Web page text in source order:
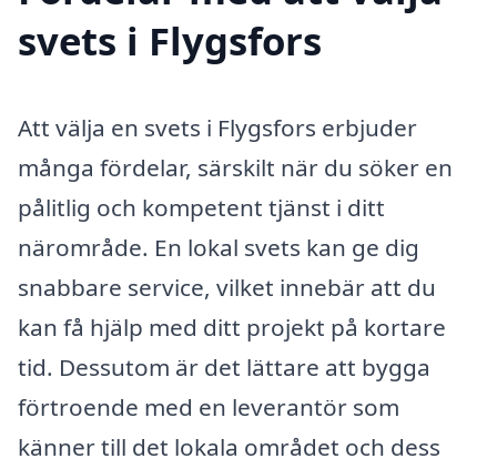
svets i Flygsfors
Att välja en svets i Flygsfors erbjuder
många fördelar, särskilt när du söker en
pålitlig och kompetent tjänst i ditt
närområde. En lokal svets kan ge dig
snabbare service, vilket innebär att du
kan få hjälp med ditt projekt på kortare
tid. Dessutom är det lättare att bygga
förtroende med en leverantör som
känner till det lokala området och dess